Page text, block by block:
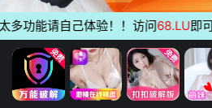
请自己体验！！访问 68.LU即可下载